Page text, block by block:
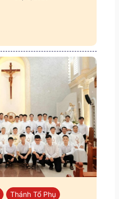
Thánh Tổ Phụ